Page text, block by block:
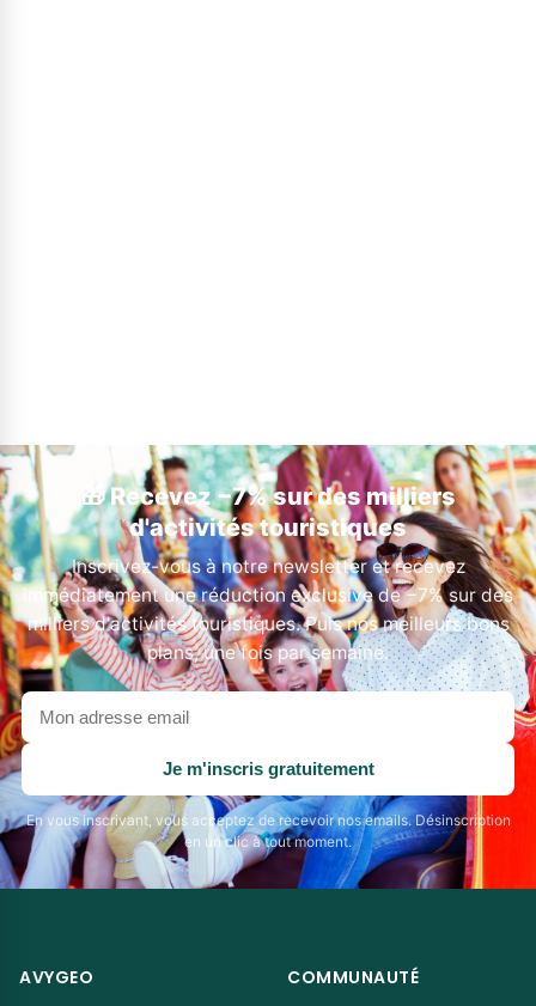
🎁 Recevez −7% sur des milliers
d'activités touristiques
Inscrivez-vous à notre newsletter et recevez
immédiatement une réduction exclusive de −7% sur des
milliers d'activités touristiques. Puis nos meilleurs bons
plans, une fois par semaine.
Votre
adresse
email
Je m'inscris gratuitement
En vous inscrivant, vous acceptez de recevoir nos emails. Désinscription
en un clic à tout moment.
AVYGEO COMMUNAUTÉ